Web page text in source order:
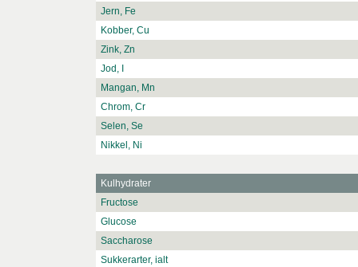
Jern, Fe
Kobber, Cu
Zink, Zn
Jod, I
Mangan, Mn
Chrom, Cr
Selen, Se
Nikkel, Ni
Kulhydrater
Fructose
Glucose
Saccharose
Sukkerarter, ialt